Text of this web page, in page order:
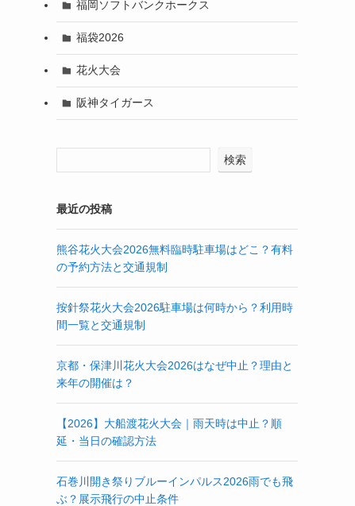
福岡ソフトバンクホークス
福袋2026
花火大会
阪神タイガース
検索
最近の投稿
熊谷花火大会2026無料臨時駐車場はどこ？有料
の予約方法と交通規制
按針祭花火大会2026駐車場は何時から？利用時
間一覧と交通規制
京都・保津川花火大会2026はなぜ中止？理由と
来年の開催は？
【2026】大船渡花火大会｜雨天時は中止？順
延・当日の確認方法
石巻川開き祭りブルーインパルス2026雨でも飛
ぶ？展示飛行の中止条件